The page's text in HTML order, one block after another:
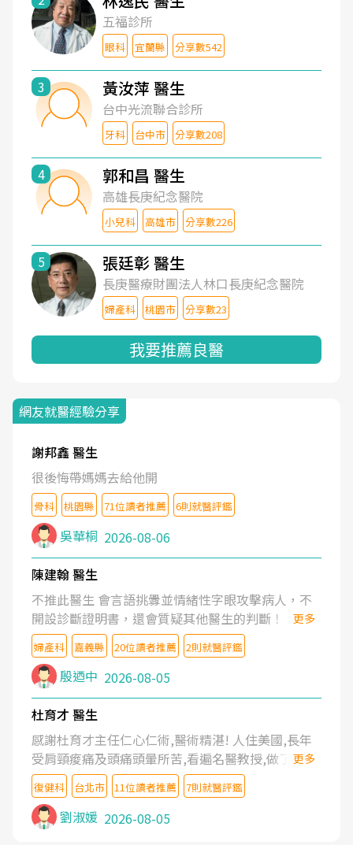
五福診所
眼科 宜蘭縣 分享數542
3 黃汝萍 醫生
台中光流聯合診所
牙科 台中市 分享數208
4 郭和昌 醫生
高雄長庚紀念醫院
小兒科 高雄市 分享數226
5 張廷彰 醫生
長庚醫療財團法人林口長庚紀念醫院
婦產科 桃園市 分享數23
我要推薦良醫
網友就醫經驗分享
謝邦鑫 醫生
很後悔帶媽媽去給他開
骨科 桃園縣 71位讀者推薦 6則就醫評鑑
吳華桐 2026-08-06
陳建翰 醫生
不推此醫生 會言語挑釁並情緒性字眼攻擊病人，不
開設診斷證明書，還會質疑其他醫生的判斷！
更多
婦產科 嘉義縣 20位讀者推薦 2則就醫評鑑
殷迺中 2026-08-05
杜育才 醫生
感謝杜育才主任仁心仁術,醫術精湛! 人住美國,長年
受肩頸痠痛及頭痛頭暈所苦,看遍名醫教授,做了各種
檢查,也嘗試過西醫打針,中醫針灸及物理徒手治療都
沒有用,後來連吃到嗎啡類止痛藥都效果有限,只是壓
症狀,沒多久就痛起來,多年失眠嚴重影響生活品質.
台灣親友介紹忠孝醫院杜育才主任是頸頭症候群專
更多
復健科 台北市 11位讀者推薦 7則就醫評鑑
劉淑媛 2026-08-05